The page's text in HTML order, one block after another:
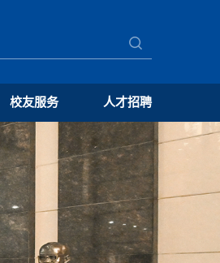
校友服务 人才招聘